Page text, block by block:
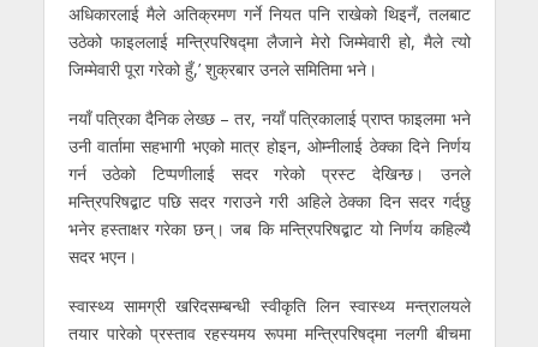
अधिकारलाई मैले अतिक्रमण गर्ने नियत पनि राखेको थिइनँ, तलबाट
उठेको फाइललाई मन्त्रिपरिषद्मा लैजाने मेरो जिम्मेवारी हो, मैले त्यो
जिम्मेवारी पूरा गरेको हुँ,’ शुक्रबार उनले समितिमा भने।
नयाँ पत्रिका दैनिक लेख्छ – तर, नयाँ पत्रिकालाई प्राप्त फाइलमा भने
उनी वार्तामा सहभागी भएको मात्र होइन, ओम्नीलाई ठेक्का दिने निर्णय
गर्न उठेको टिप्पणीलाई सदर गरेको प्रस्ट देखिन्छ। उनले
मन्त्रिपरिषद्बाट पछि सदर गराउने गरी अहिले ठेक्का दिन सदर गर्दछु
भनेर हस्ताक्षर गरेका छन्। जब कि मन्त्रिपरिषद्बाट यो निर्णय कहिल्यै
सदर भएन।
स्वास्थ्य सामग्री खरिदसम्बन्धी स्वीकृति लिन स्वास्थ्य मन्त्रालयले
तयार पारेको प्रस्ताव रहस्यमय रूपमा मन्त्रिपरिषद्मा नलगी बीचमा